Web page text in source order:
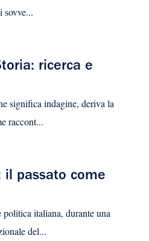
sovve...
ricerca e
significa indagine, deriva la
raccont...
il passato come
italiana, durante una
del...